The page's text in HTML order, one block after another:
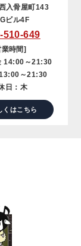
入骨屋町143
ビル4F
510-649
業時間]
14:00～21:30
～21:30
日：木
はこちら